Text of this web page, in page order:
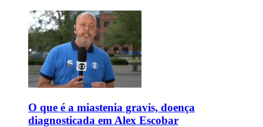
O que é a miastenia gravis, doença
diagnosticada em Alex Escobar